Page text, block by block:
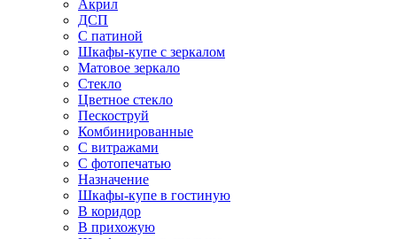
Акрил
ДСП
С патиной
Шкафы-купе с зеркалом
Матовое зеркало
Стекло
Цветное стекло
Пескоструй
Комбинированные
С витражами
С фотопечатью
Назначение
Шкафы-купе в гостиную
В коридор
В прихожую